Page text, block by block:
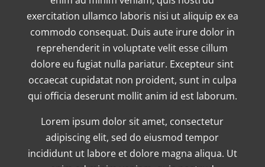
exercitation ullamco laboris nisi ut aliquip ex ea
commodo consequat. Duis aute irure dolor in
reprehenderit in voluptate velit esse cillum
dolore eu fugiat nulla pariatur. Excepteur sint
occaecat cupidatat non proident, sunt in culpa
qui officia deserunt mollit anim id est laborum.
Lorem ipsum dolor sit amet, consectetur
adipiscing elit, sed do eiusmod tempor
incididunt ut labore et dolore magna aliqua. Ut